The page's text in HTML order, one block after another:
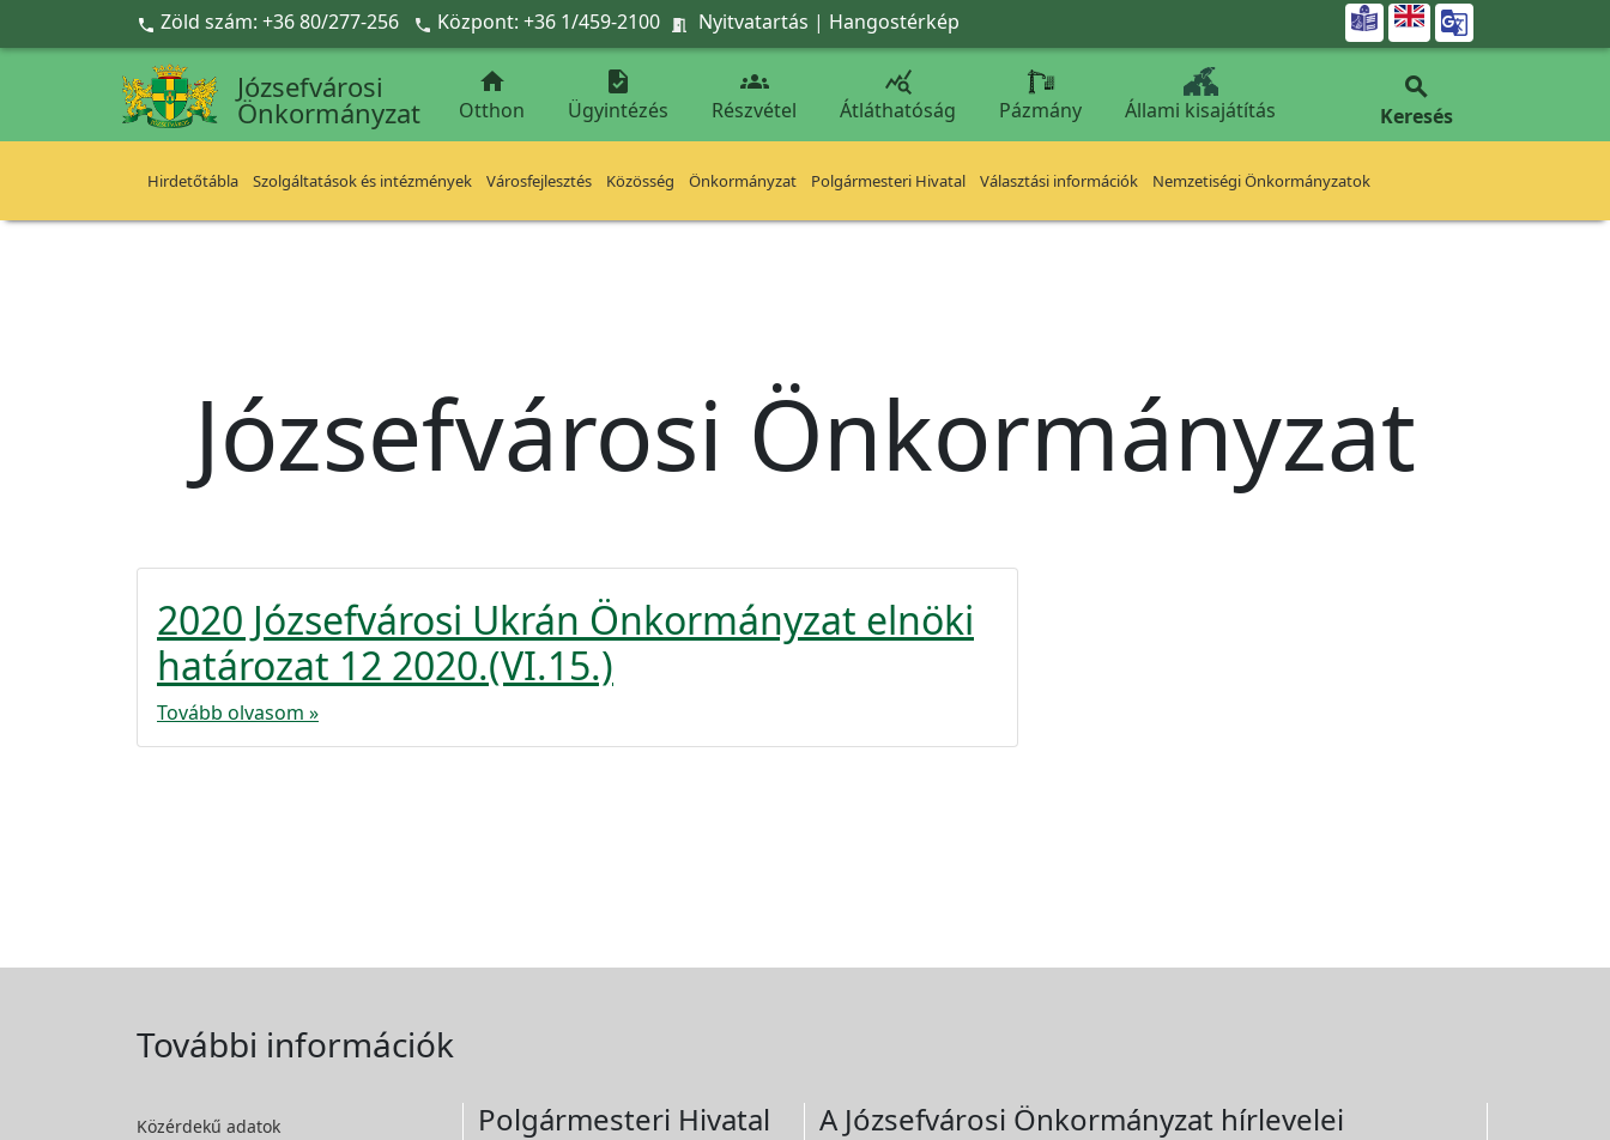
Ugrás a fő tartalomra
 Zöld szám: +36 80/277-256  Központ: +36 1/459-2100  Nyitvatartás | Hangostérkép 
Józsefvárosi
Önkormányzat

Otthon

Ügyintézés

Részvétel

Átláthatóság Pázmány Állami kisajátítás

Keresés
Hirdetőtábla Szolgáltatások és intézmények Városfejlesztés Közösség Önkormányzat Polgármesteri Hivatal Választási információk Nemzetiségi Önkormányzatok
Józsefvárosi Önkormányzat
2020 Józsefvárosi Ukrán Önkormányzat elnöki
határozat 12 2020.(VI.15.)
Tovább olvasom »
További információk
Közérdekű adatok Polgármesteri Hivatal A Józsefvárosi Önkormányzat hírlevelei